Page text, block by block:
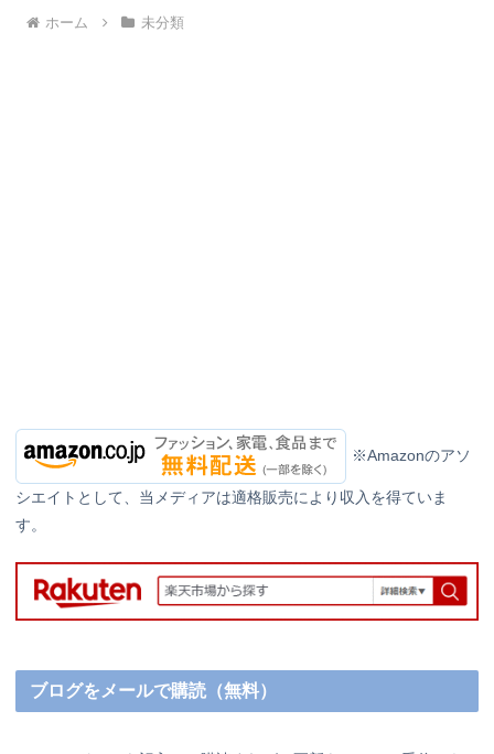
ホーム 未分類
※Amazonのアソ
シエイトとして、当メディアは適格販売により収入を得ていま
す。
ブログをメールで購読（無料）